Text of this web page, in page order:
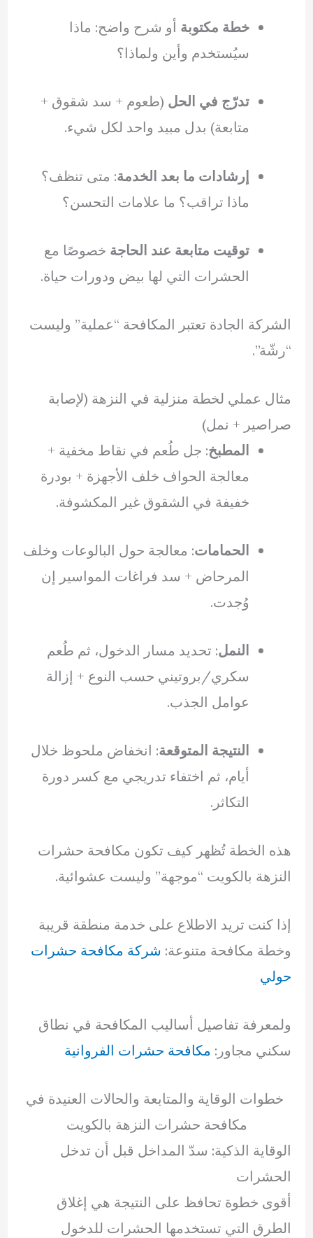
خطة مكتوبة أو شرح واضح: ماذا
سيُستخدم وأين ولماذا؟
تدرّج في الحل (طعوم + سد شقوق +
متابعة) بدل مبيد واحد لكل شيء.
إرشادات ما بعد الخدمة: متى تنظف؟
ماذا تراقب؟ ما علامات التحسن؟
توقيت متابعة عند الحاجة خصوصًا مع
الحشرات التي لها بيض ودورات حياة.
الشركة الجادة تعتبر المكافحة “عملية” وليست
“رشّة”.
مثال عملي لخطة منزلية في النزهة (لإصابة
صراصير + نمل)
المطبخ: جل طُعم في نقاط مخفية +
معالجة الحواف خلف الأجهزة + بودرة
خفيفة في الشقوق غير المكشوفة.
الحمامات: معالجة حول البالوعات وخلف
المرحاض + سد فراغات المواسير إن
وُجدت.
النمل: تحديد مسار الدخول، ثم طُعم
سكري/بروتيني حسب النوع + إزالة
عوامل الجذب.
النتيجة المتوقعة: انخفاض ملحوظ خلال
أيام، ثم اختفاء تدريجي مع كسر دورة
التكاثر.
هذه الخطة تُظهر كيف تكون مكافحة حشرات
النزهة بالكويت “موجهة” وليست عشوائية.
إذا كنت تريد الاطلاع على خدمة منطقة قريبة
وخطة مكافحة متنوعة: شركة مكافحة حشرات
حولي
ولمعرفة تفاصيل أساليب المكافحة في نطاق
سكني مجاور: مكافحة حشرات الفروانية
خطوات الوقاية والمتابعة والحالات العنيدة في
مكافحة حشرات النزهة بالكويت
الوقاية الذكية: سدّ المداخل قبل أن تدخل
الحشرات
أقوى خطوة تحافظ على النتيجة هي إغلاق
الطرق التي تستخدمها الحشرات للدخول